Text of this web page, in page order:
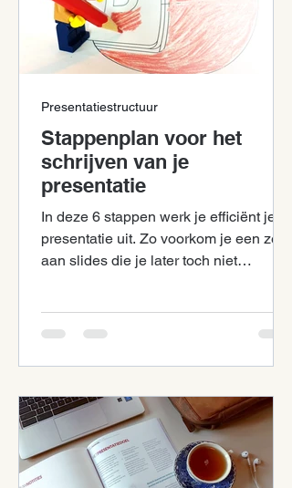
Stappenplan voor het
schrijven van je
presentatie
In deze 6 stappen werk je efficiënt je
presentatie uit. Zo voorkom je een zee
aan slides die je later toch niet
Presentatiestructuur